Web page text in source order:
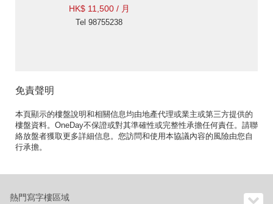
HK$ 11,500 / 月
Tel 98755238
免責聲明
本頁顯示的樓盤說明和相關信息均由地產代理或業主或第三方提供的
樓盤資料。OneDay不保證或對其準確性或完整性承擔任何責任。請聯
絡放盤者獲取更多詳細信息。您訪問和使用本協議內容的風險由您自
行承擔。
熱門寫字樓區域